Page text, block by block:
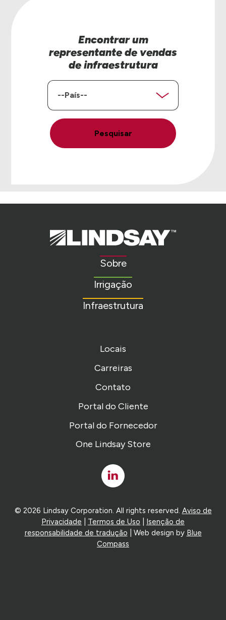
Encontrar um
representante de vendas
de infraestrutura
País
Pesquisar
Lindsay.
Link
Sobre
Irrigação
Infraestrutura
Locais
Carreiras
Contato
Portal do Cliente
Portal do Fornecedor
One Lindsay Store
Linked
In
© 2026 Lindsay Corporation. All rights reserved. Aviso de
Privacidade
Termos de Uso
Isenção de
responsabilidade de tradução | Web design by Blue
Compass